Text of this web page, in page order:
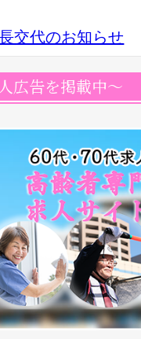
交代のお知らせ
広告を掲載中～